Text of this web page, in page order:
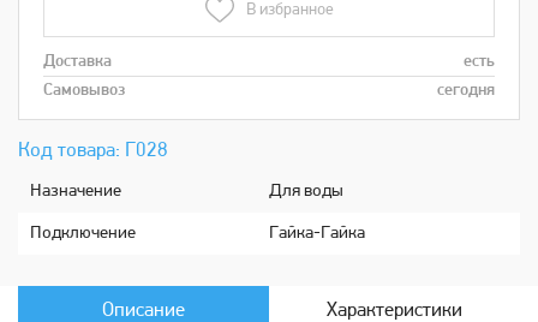
Код товара: Г028
Назначение Для воды
Подключение Гайка-Гайка
В избранное
Доставка
есть
Самовывоз
сегодня
Описание Характеристики